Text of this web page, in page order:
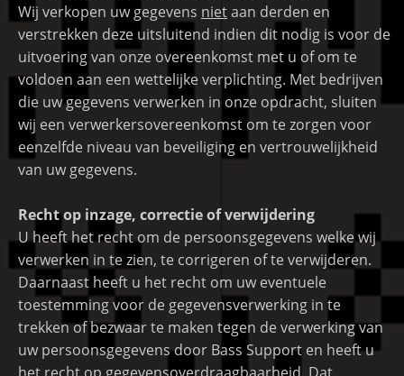
Wij verkopen uw gegevens nietaan derden en
verstrekken deze uitsluitend indien dit nodig is voor de
uitvoering van onze overeenkomst met u of om te
voldoen aan een wettelijke verplichting. Met bedrijven
die uw gegevens verwerken in onze opdracht, sluiten
wij een verwerkersovereenkomst om te zorgen voor
eenzelfde niveau van beveiliging en vertrouwelijkheid
van uw gegevens.
Recht op inzage, correctie of verwijdering
U heeft het recht om de persoonsgegevens welke wij
verwerken in te zien, te corrigeren of te verwijderen.
Daarnaast heeft u het recht om uw eventuele
toestemming voor de gegevensverwerking in te
trekken of bezwaar te maken tegen de verwerking van
uw persoonsgegevens door Bass Support en heeft u
het recht op gegevensoverdraagbaarheid. Dat